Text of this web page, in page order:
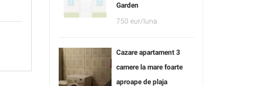
Garden
750 eur/luna
Cazare apartament 3
camere la mare foarte
aproape de plaja